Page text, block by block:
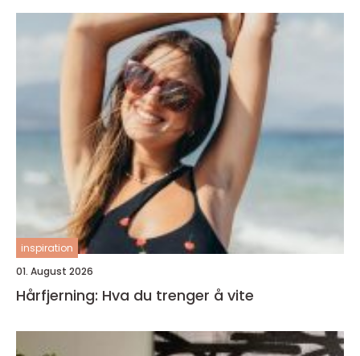
inspiration
01. August 2026
Hårfjerning: Hva du trenger å vite